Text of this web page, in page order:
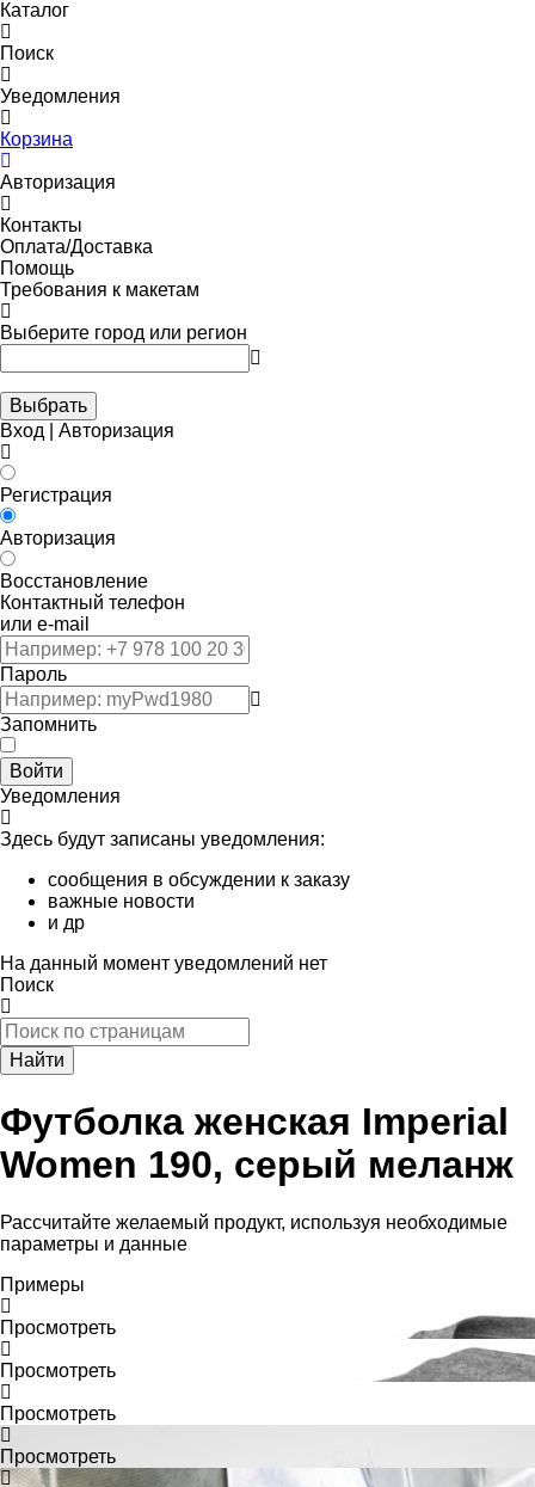
Каталог
Поиск
Уведомления
Корзина
Авторизация
Контакты
Оплата/Доставка
Помощь
Требования к макетам
Выберите город или регион
Выбрать
Вход | Авторизация
Регистрация
Авторизация
Восстановление
Контактный телефон
или e-mail
Пароль
Запомнить
Войти
Уведомления
Здесь будут записаны уведомления:
сообщения в обсуждении к заказу
важные новости
и др
На данный момент уведомлений нет
Поиск
Найти
Футболка женская Imperial
Women 190, серый меланж
Рассчитайте желаемый продукт, используя необходимые
параметры и данные
Примеры
Просмотреть
Просмотреть
Просмотреть
Просмотреть